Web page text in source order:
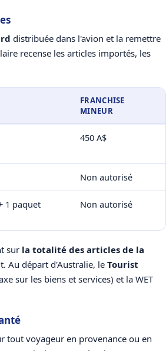
distribuée dans l'avion et la remettre
recense les articles importés, les
FRANCHISE
MINEUR
450 A$
Non autorisé
1 paquet
Non autorisé
sur la totalité des articles de la
Au départ d'Australie, le Tourist
sur les biens et services) et la WET
tout voyageur en provenance ou en